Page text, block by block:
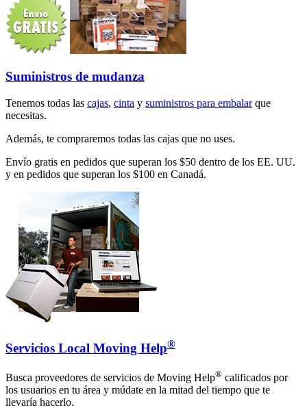
Suministros de mudanza
Tenemos todas las cajas, cinta y suministros para embalarque
necesitas.
Además, te compraremos todas las cajas que no uses.
Envío gratis en pedidos que superan los $50 dentro de los EE. UU.
y en pedidos que superan los $100 en Canadá.
Servicios Local Moving Help®
Busca proveedores de servicios de Moving Help® calificados por
los usuarios en tu área y múdate en la mitad del tiempo que te
llevaría hacerlo.